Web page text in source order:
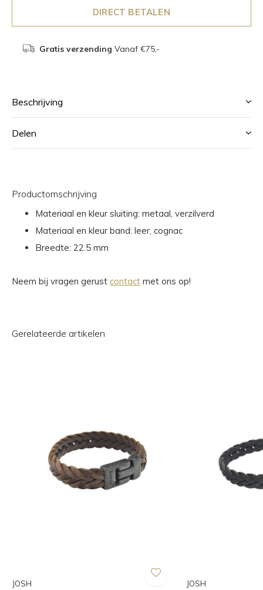
DIRECT BETALEN
Gratis verzending Vanaf €75,-
Beschrijving
Delen
Productomschrijving
Materiaal en kleur sluiting: metaal, verzilverd
Materiaal en kleur band: leer, cognac
Breedte: 22.5 mm
Neem bij vragen gerust contact met ons op!
Gerelateerde artikelen
JOSH JOSH